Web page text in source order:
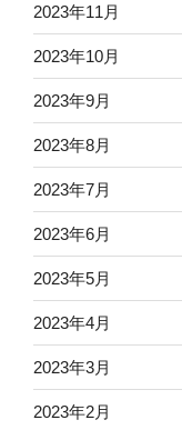
2023年11月
2023年10月
2023年9月
2023年8月
2023年7月
2023年6月
2023年5月
2023年4月
2023年3月
2023年2月